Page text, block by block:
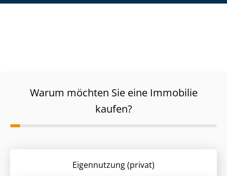
Warum möchten Sie eine Immobilie
kaufen?
Eigennutzung (privat)